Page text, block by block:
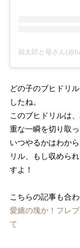
福太郎と母さん
どの子のブヒドリ
したね。
このブヒドリルは
重な一瞬を切り取っ
いつやるかはわか
リル、もし収めら
すよ！
こちらの記事も合
愛嬌の塊か！フレ
て